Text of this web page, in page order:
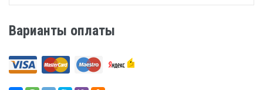
Варианты оплаты